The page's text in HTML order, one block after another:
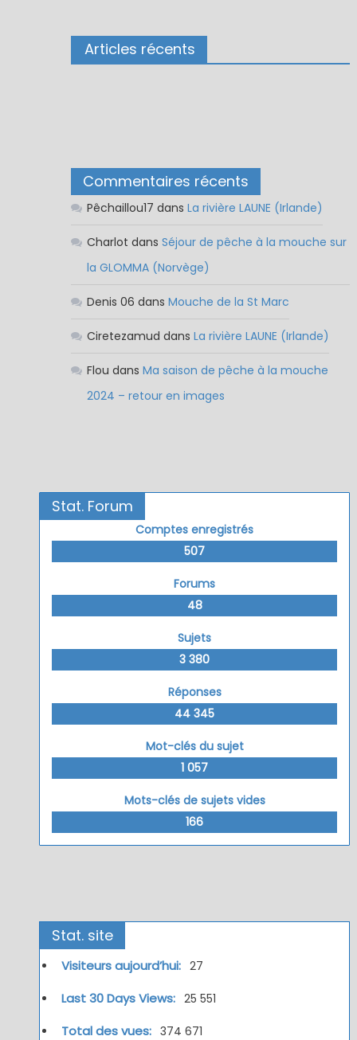
Articles récents
Commentaires récents
Pêchaillou17 dans La rivière LAUNE (Irlande)
Charlot dans Séjour de pêche à la mouche sur
la GLOMMA (Norvège)
Denis 06 dans Mouche de la St Marc
Ciretezamud dans La rivière LAUNE (Irlande)
Flou dans Ma saison de pêche à la mouche
2024 – retour en images
Stat. Forum
Comptes enregistrés
507
Forums
48
Sujets
3 380
Réponses
44 345
Mot-clés du sujet
1 057
Mots-clés de sujets vides
166
Stat. site
Visiteurs aujourd’hui: 27
Last 30 Days Views: 25 551
Total des vues: 374 671